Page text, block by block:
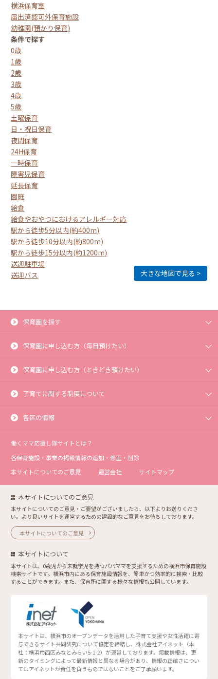
大きな地図で見る
横浜保育室
届出済認可外保育施設
幼稚園(預かり保育)
条件で探す
0歳
1歳
2歳
3歳
4歳
5歳
土曜保育
日・祝日保育
夜間保育
24H保育
一時保育
障害児保育
延長保育
園庭
給食
給食やおやつにおけるアレルギー対応
駅から徒歩5分以内(約400m)
駅から徒歩10分以内(約800m)
駅から徒歩15分以内(約1200m)
送迎駐車場
送迎バス
保育園を探す
保育園に申し込む方（毎日預けたい）
保育園に申し込む方（ときどき預けたい）
子育てに関する制度について
各区の情報
働くママ応援し隊サイトとは？
各保育施設・事業の掲載情報の追加・修正・削除
本サイトについてのご意見
運営会社 サイトマップ
本サイトについてのご意見
本サイトについてのご意見・ご要望がございましたら、以下よりお送りくださ
い。より良いサイトを運営するための建設的なご意見をお待ちしております。
本サイトについてのご意見
本サイトについて
本サイトは、0歳児から未就学児を持つパパママを支援するための横浜市保育施設
検索サイトです。横浜市内にある保育施設情報を、簡単かつ効率的に検索・比較
することができます。また、保育所に関する様々な情報も公開しています。
本サイトは、横浜市のオープンデータを活用した子育て支援や女性活躍に寄
与できるサイト共同研究について協定を締結し、 株式会社アイネット （本
社：横浜市西区みなとみらい5-1-2）が運営しております。掲載情報は、更
新のタイミングによって最新情報と異なる場合があり、情報の正確さについ
てはアイネットが責任を負うものではないことをご了承願います。